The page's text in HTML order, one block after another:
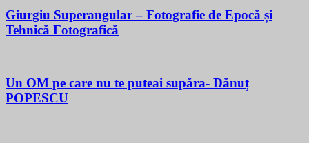
Giurgiu Superangular – Fotografie de Epocă și
Tehnică Fotografică
Un OM pe care nu te puteai supăra- Dănuț
POPESCU